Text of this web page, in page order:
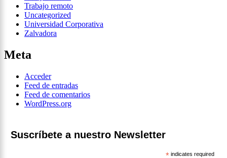
Trabajo remoto
Uncategorized
Universidad Corporativa
Zalvadora
Meta
Acceder
Feed de entradas
Feed de comentarios
WordPress.org
Suscríbete a nuestro Newsletter
* indicates required